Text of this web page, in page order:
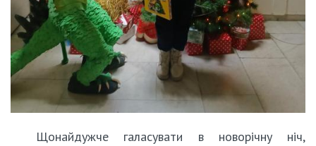
Щонайдужче галасувати в новорічну ніч,